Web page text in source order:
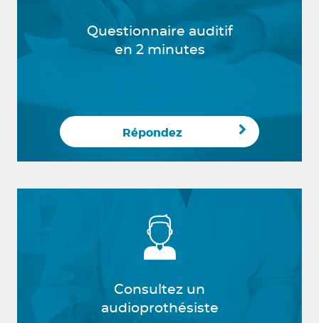
Questionnaire auditif
en 2 minutes
Répondez
Consultez un
audioprothésiste